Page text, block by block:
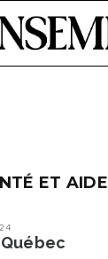
ET AIDE